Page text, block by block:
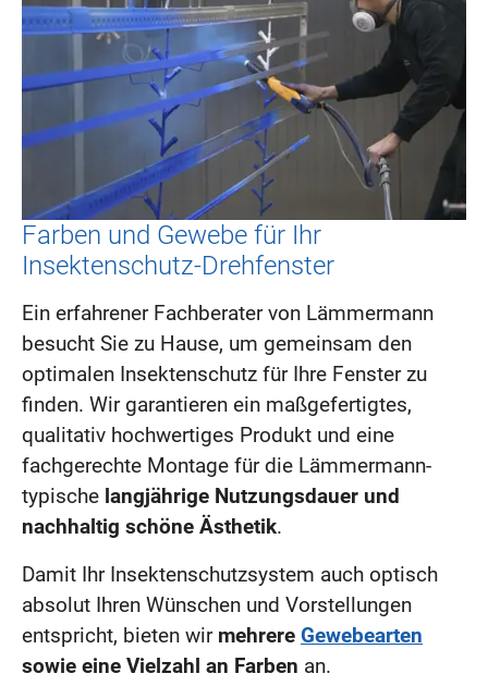
Farben und Gewebe für Ihr
Insektenschutz-Drehfenster
Ein erfahrener Fachberater von Lämmermann
besucht Sie zu Hause, um gemeinsam den
optimalen Insektenschutz für Ihre Fenster zu
finden. Wir garantieren ein maßgefertigtes,
qualitativ hochwertiges Produkt und eine
fachgerechte Montage für die Lämmermann-
typische langjährige Nutzungsdauer und
nachhaltig schöne Ästhetik.
Damit Ihr Insektenschutzsystem auch optisch
absolut Ihren Wünschen und Vorstellungen
entspricht, bieten wirmehrere Gewebearten
sowie eine Vielzahl an Farben an.